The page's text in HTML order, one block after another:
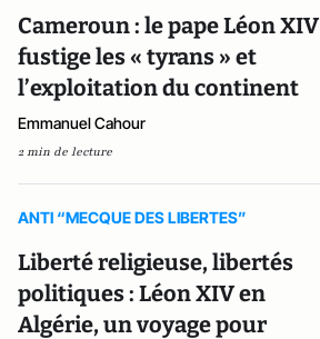
Cameroun : le pape Léon XIV
fustige les « tyrans » et
l’exploitation du continent
Emmanuel Cahour
2 min de lecture
ANTI “MECQUE DES LIBERTES”
Liberté religieuse, libertés
politiques : Léon XIV en
Algérie, un voyage pour